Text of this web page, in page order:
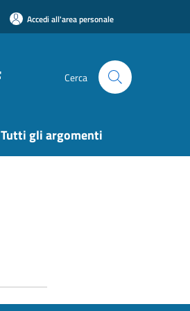
Accedi all'area personale
Cerca
Tutti gli argomenti